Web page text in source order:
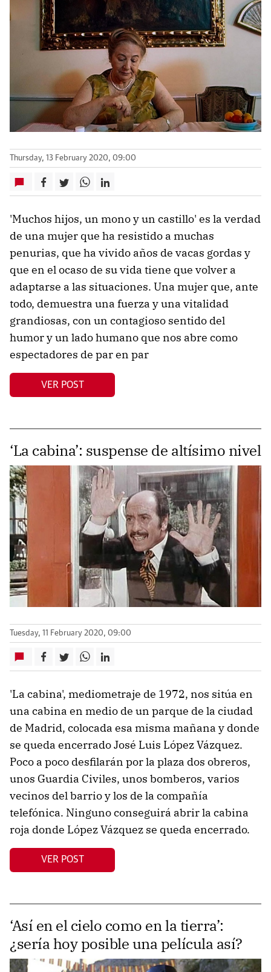
Thursday, 13 February 2020, 09:00
'Muchos hijos, un mono y un castillo' es la verdad
de una mujer que ha resistido a muchas
penurias, que ha vivido años de vacas gordas y
que en el ocaso de su vida tiene que volver a
adaptarse a las situaciones. Una mujer que, ante
todo, demuestra una fuerza y una vitalidad
grandiosas, con un contagioso sentido del
humor y un lado humano que nos abre como
espectadores de par en par
VER POST
‘La cabina’: suspense de altísimo nivel
Tuesday, 11 February 2020, 09:00
'La cabina', mediometraje de 1972, nos sitúa en
una cabina en medio de un parque de la ciudad
de Madrid, colocada esa misma mañana y donde
se queda encerrado José Luis López Vázquez.
Poco a poco desfilarán por la plaza dos obreros,
unos Guardia Civiles, unos bomberos, varios
vecinos del barrio y los de la compañía
telefónica. Ninguno conseguirá abrir la cabina
roja donde López Vázquez se queda encerrado.
VER POST
‘Así en el cielo como en la tierra’:
¿sería hoy posible una película así?